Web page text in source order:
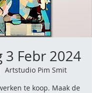
3 Febr 2024
Artstudio Pim Smit
te koop. Maak de